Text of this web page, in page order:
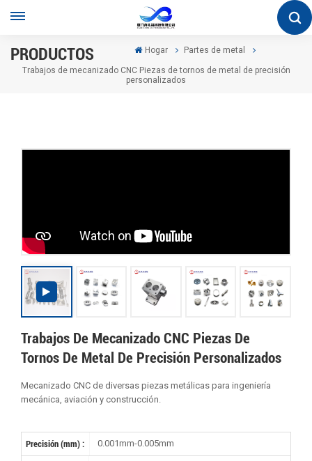
PRODUCTOS Hogar Partes de metal
Trabajos de mecanizado CNC Piezas de tornos de metal de precisión
personalizados
Trabajos De Mecanizado CNC Piezas De
Tornos De Metal De Precisión Personalizados
Mecanizado CNC de diversas piezas metálicas para ingeniería
mecánica, aviación y construcción.
Precisión (mm) : 0.001mm-0.005mm